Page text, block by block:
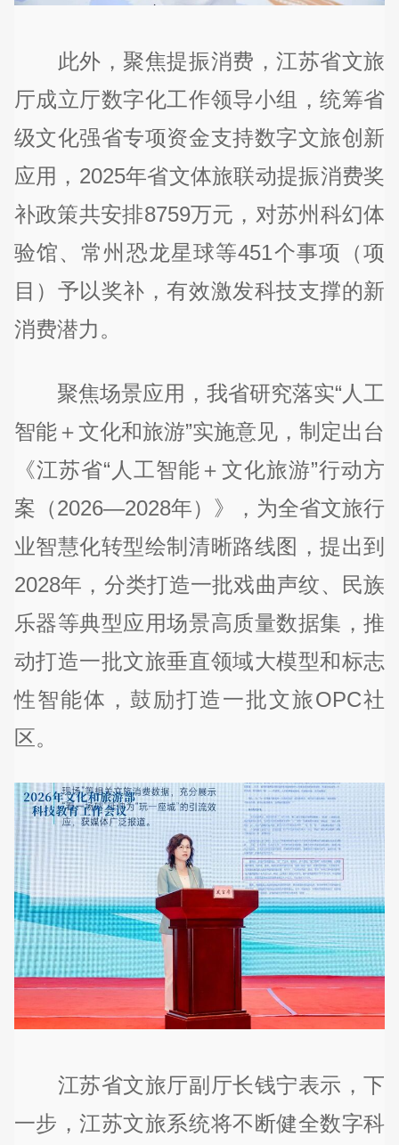
此外，聚焦提振消费，江苏省文旅
厅成立厅数字化工作领导小组，统筹省
级文化强省专项资金支持数字文旅创新
应用，2025年省文体旅联动提振消费奖
补政策共安排8759万元，对苏州科幻体
验馆、常州恐龙星球等451个事项（项
目）予以奖补，有效激发科技支撑的新
消费潜力。
聚焦场景应用，我省研究落实“人工
智能＋文化和旅游”实施意见，制定出台
《江苏省“人工智能＋文化旅游”行动方
案（2026—2028年）》，为全省文旅行
业智慧化转型绘制清晰路线图，提出到
2028年，分类打造一批戏曲声纹、民族
乐器等典型应用场景高质量数据集，推
动打造一批文旅垂直领域大模型和标志
性智能体，鼓励打造一批文旅OPC社
区。
江苏省文旅厅副厅长钱宁表示，下
一步，江苏文旅系统将不断健全数字科